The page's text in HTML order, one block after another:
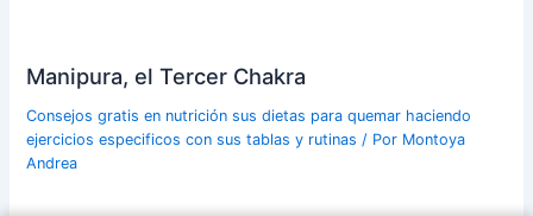
Manipura, el Tercer Chakra
Consejos gratis en nutrición sus dietas para quemar haciendo
ejercicios especificos con sus tablas y rutinas / Por Montoya
Andrea